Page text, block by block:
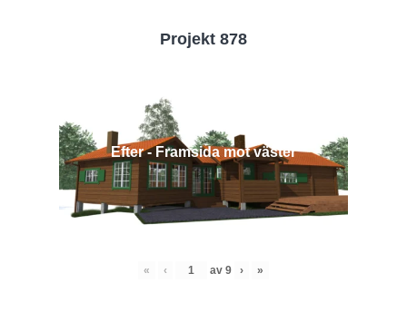
Projekt 878
Efter - Framsida mot väster
« ‹ av 9 › »